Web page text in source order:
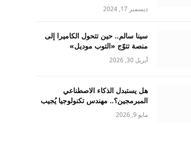
ديسمبر 17, 2024
سينا سالم.. حين تتحول الكاميرا إلى
منصة تتوّج «التوب موديل»
أبريل 30, 2026
هل يستبدل الذكاء الاصطناعي
المبرمجين؟.. مهندس تكنولوجيا يُجيب
مايو 9, 2026